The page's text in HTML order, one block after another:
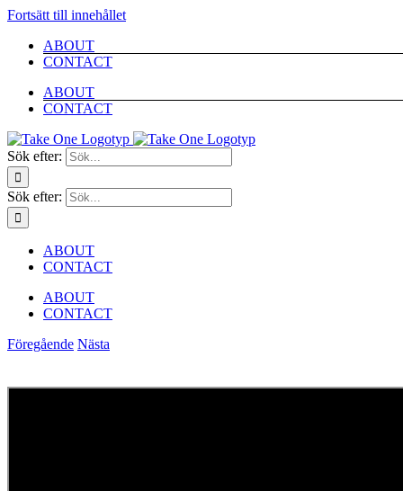
Fortsätt till innehållet
ABOUT
CONTACT
ABOUT
CONTACT
Sök efter:
Sök efter:
ABOUT
CONTACT
ABOUT
CONTACT
Föregående Nästa